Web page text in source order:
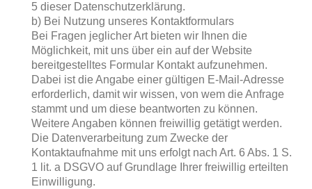
5 dieser Datenschutzerklärung.
b) Bei Nutzung unseres Kontaktformulars
Bei Fragen jeglicher Art bieten wir Ihnen die
Möglichkeit, mit uns über ein auf der Website
bereitgestelltes Formular Kontakt aufzunehmen.
Dabei ist die Angabe einer gültigen E-Mail-Adresse
erforderlich, damit wir wissen, von wem die Anfrage
stammt und um diese beantworten zu können.
Weitere Angaben können freiwillig getätigt werden.
Die Datenverarbeitung zum Zwecke der
Kontaktaufnahme mit uns erfolgt nach Art. 6 Abs. 1 S.
1 lit. a DSGVO auf Grundlage Ihrer freiwillig erteilten
Einwilligung.